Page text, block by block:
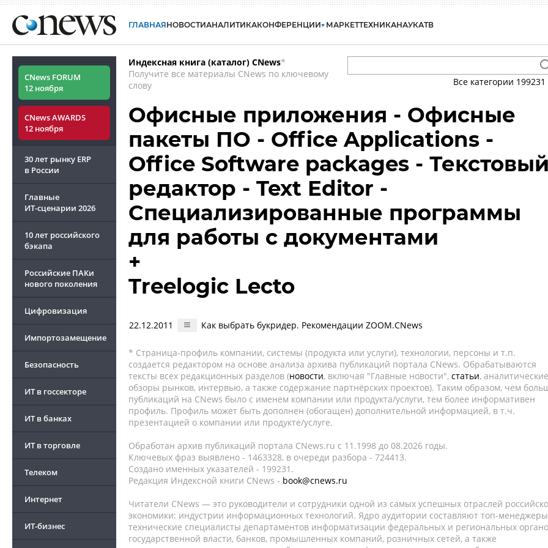
ГЛАВНАЯНОВОСТИАНАЛИТИКАКОНФЕРЕНЦИИ МАРКЕТТЕХНИКАНАУКАТВ
CNews FORUM
12 ноября
CNews AWARDS
12 ноября
30 лет рынку ERP
в России
Главные
ИТ-сценарии 2026
10 лет российского
бэкапа
Российские ПАКи
нового поколения
Цифровизация
Импортозамещение
Безопасность
ИТ в госсекторе
ИТ в банках
ИТ в торговле
Телеком
Интернет
ИТ-бизнес
Индексная книга (каталог) CNews*
Получите все материалы CNews по ключевому
слову
Все категории 199231
Офисные приложения - Офисные
пакеты ПО - Office Applications -
Office Software packages - Текстовый
редактор - Text Editor -
Специализированные программы
для работы с документами
+
Treelogic Lecto
22.12.2011 Как выбрать букридер. Рекомендации ZOOM.CNews
* Страница-профиль компании, системы (продукта или услуги), технологии, персоны и т.п.
создается редактором на основе анализа архива публикаций портала CNews. Обрабатываются
тексты всех редакционных разделов (новости, включая "Главные новости", статьи, аналитические
обзоры рынков, интервью, а также содержание партнёрских проектов). Таким образом, чем
публикаций на CNews было с именем компании или продукта/услуги, тем более информативен
профиль. Профиль может быть дополнен (обогащен) дополнительной информацией, в т.ч.
презентацией о компании или продукте/услуге.
Обработан архив публикаций портала CNews.ru c 11.1998 до 08.2026 годы.
Ключевых фраз выявлено - 1463328, в очереди разбора - 724413.
Создано именных указателей - 199231.
Редакция Индексной книги CNews - book@cnews.ru
Читатели CNews — это руководители и сотрудники одной из самых успешных отраслей
экономики: индустрии информационных технологий. Ядро аудитории составляют топ-
технические специалисты департаментов информатизации федеральных и региональных
государственной власти, банков, промышленных компаний, розничных сетей, а также